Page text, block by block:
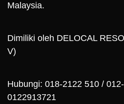
Malaysia.
Dimiliki oleh DELOCAL
V)
Hubungi: 018-2122 510 /
0122913721